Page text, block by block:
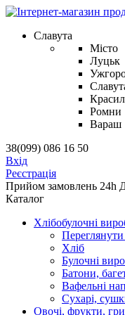
Славута
Місто
Луцьк
Ромни
Вараш
38(099) 086 16 50
Вхід
Реєстрація
Прийом замовлень 24h
Каталог
Хлібобулочні
Переглянути
Хліб
Булочні
Батони,
Вафельні
Сухарі,
Овочі, фрукти,